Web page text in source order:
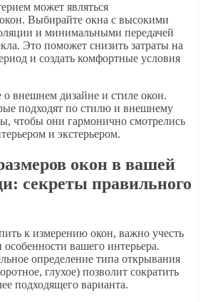
может являться
Выбирайте окна с высокими
и минимальными передачей
Это поможет снизить затраты на
и создать комфортные условия
о внешнем дизайне и стиле окон.
подходят по стилю и внешнему
чтобы они гармонично смотрелись
и экстерьером.
окон в вашей
секреты правильного
к измерению окон, важно учесть
вашего интерьера.
определение типа открывания
глухое) позволит сократить
подходящего варианта.